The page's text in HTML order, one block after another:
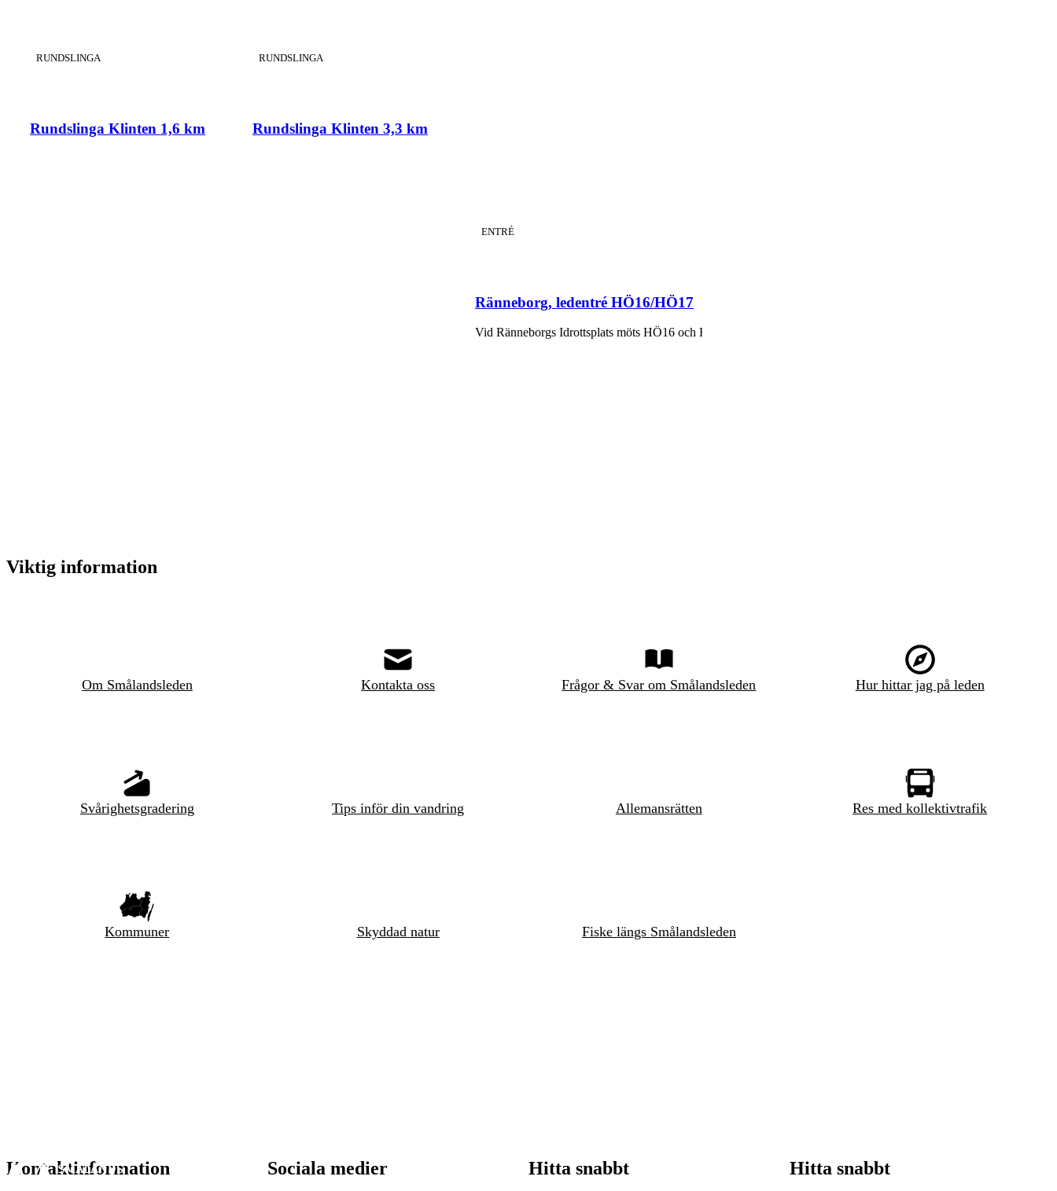
Rundslinga Klinten 1,6 km
KATEGORI:
RUNDSLINGA
Rundslinga Klinten 3,3 km
KATEGORI:
RUNDSLINGA
Ränneborg, ledentré HÖ16/HÖ17
KATEGORI
ENTRÉ
Vid Ränneborgs Idrottsplats möts HÖ16 och HÖ17. Här finns möjlighet att parkera bilen, det finns äve…
Viktig information
Om Smålandsleden Kontakta oss Frågor & Svar om Smålandsleden Hur hittar jag på leden
Svårighetsgradering Tips inför din vandring Allemansrätten Res med kollektivtrafik
Kommuner Skyddad natur Fiske längs Smålandsleden
Kontaktinformation Sociala medier Hitta snabbt Hitta snabbt